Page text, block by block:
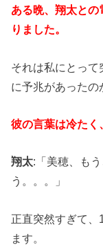
ある晩、翔太との
りました。
それは私にとって
に予兆があったの
彼の言葉は冷たく
翔太:「美穂、も
う。。。」
正直突然すぎて
ます。